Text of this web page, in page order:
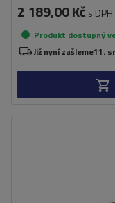
2 189,00 Kč s DPH
Produkt dostupný
Již nyní zašleme11.